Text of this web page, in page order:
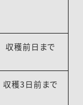
収穫前日まで
収穫3日前まで